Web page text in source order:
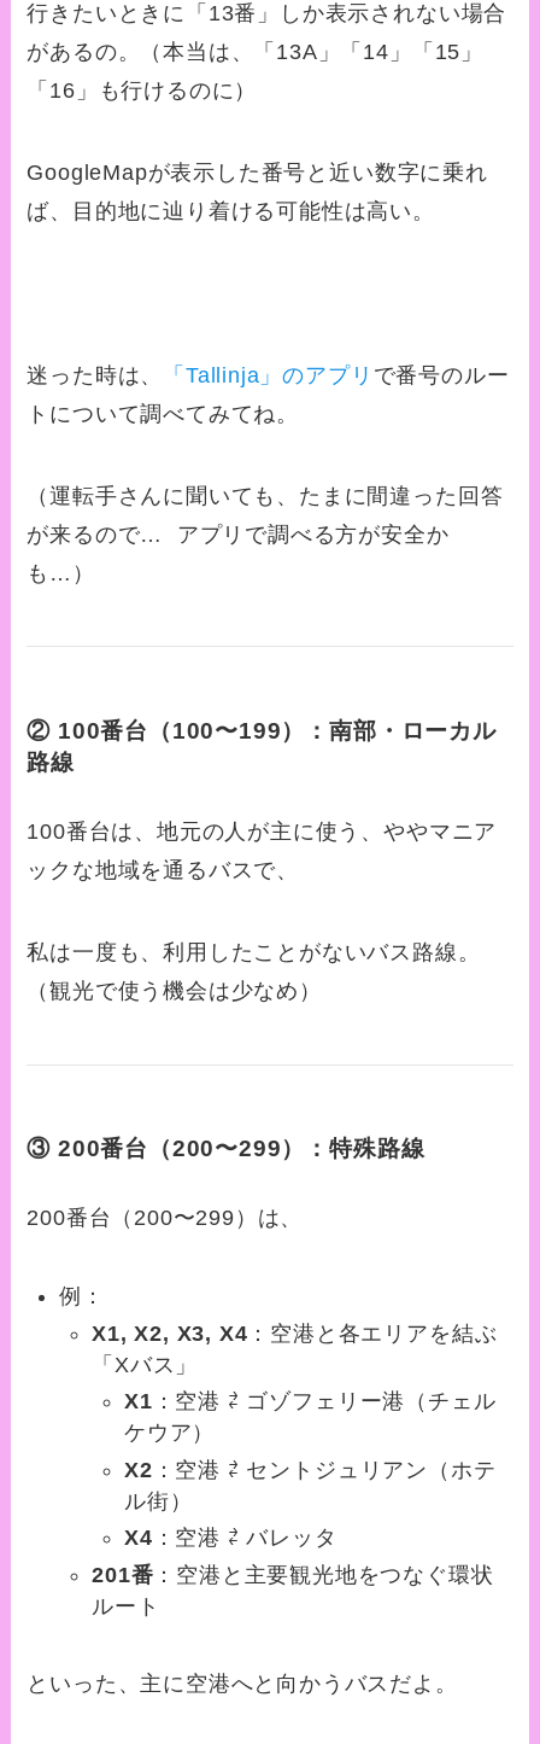
行きたいときに「13番」しか表示されない場合
があるの。（本当は、「13A」「14」「15」
「16」も行けるのに）
GoogleMapが表示した番号と近い数字に乗れ
ば、目的地に辿り着ける可能性は高い。
迷った時は、 「Tallinja」のアプリ で番号のルー
トについて調べてみてね。
（運転手さんに聞いても、たまに間違った回答
が来るので… アプリで調べる方が安全か
も…）
② 100番台（100〜199）：南部・ローカル
路線
100番台は、地元の人が主に使う、ややマニア
ックな地域を通るバスで、
私は一度も、利用したことがないバス路線。
（観光で使う機会は少なめ）
③200番台（200〜299）：特殊路線
200番台（200〜299）は、
例：
X1, X2, X3, X4 ：空港と各エリアを結ぶ
「Xバス」
X1 ：空港 ⇄ ゴゾフェリー港（チェル
ケウア）
X2 ：空港 ⇄ セントジュリアン（ホテ
ル街）
X4 ：空港 ⇄ バレッタ
201番 ：空港と主要観光地をつなぐ環状
ルート
といった、主に空港へと向かうバスだよ。